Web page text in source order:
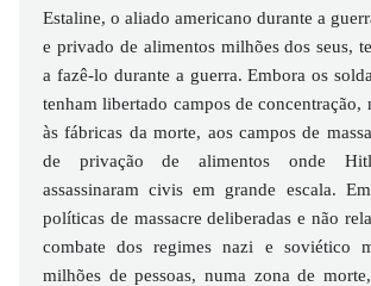
Estaline, o aliado americano durante a
e privado de alimentos milhões dos seus,
a fazê-lo durante a guerra. Embora os
tenham libertado campos de concentração,
às fábricas da morte, aos campos de
de privação de alimentos onde
assassinaram civis em grande escala.
políticas de massacre deliberadas e não
combate dos regimes nazi e soviético
milhões de pessoas, numa zona de